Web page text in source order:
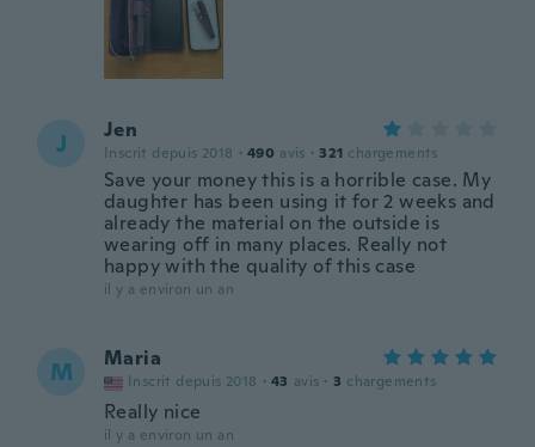
J Jen
Inscrit depuis 2018 · 490 avis · 321 chargements
Save your money this is a horrible case. My
daughter has been using it for 2 weeks and
already the material on the outside is
wearing off in many places. Really not
happy with the quality of this case
il y a environ un an
M Maria
Inscrit depuis 2018 · 43 avis · 3 chargements
Really nice
il y a environ un an